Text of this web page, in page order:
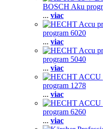
BOSCH Aku
... viac
program 6020
... viac
program 5040
... viac
program 1278
... viac
program 6260
... viac